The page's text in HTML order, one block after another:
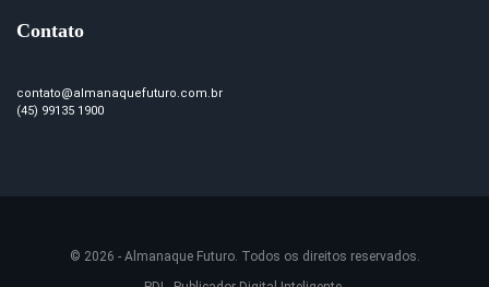
Contato
contato@almanaquefuturo.com.br
(45) 99135 1900
© 2026 - Almanaque Futuro. Todos os direitos reservados.